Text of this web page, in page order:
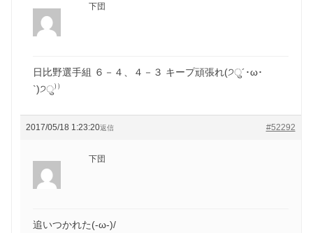
下団
日比野選手組 ６－４、４－３ キープ頑張れ(੭ु´･ω･
`)੭ु⁾⁾
2017/05/18 1:23:20 #52292
返信
下団
追いつかれた(-ω-)/